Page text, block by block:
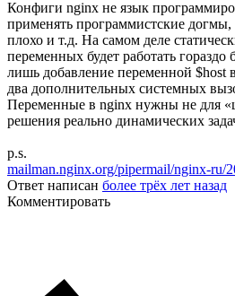
Конфиги nginx не язык
применять программистские догмы,
плохо и т.д. На самом деле
переменных будет работать
лишь добавление переменной $host
два дополнительных системных
Переменные в nginx нужны не для
решения реально динамических
p.s.
mailman.nginx.org/pipermail/nginx-ru/
Ответ написан более трёх лет назад
Комментировать